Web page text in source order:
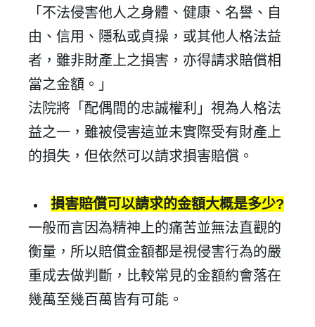
「不法侵害他人之身體、健康、名譽、自
由、信用、隱私或貞操，或其他人格法益
者，雖非財產上之損害，亦得請求賠償相
當之金額。」
法院將「配偶間的忠誠權利」視為人格法
益之一，雖被侵害這並未實際受有財產上
的損失，但依然可以請求損害賠償。
損害賠償可以請求的金額大概是多少?
一般而言因為精神上的痛苦並無法直觀的
衡量，所以賠償金額都是視侵害行為的嚴
重成去做判斷 ， 比較常見的金額約會落在
幾萬至幾百萬皆有可能。